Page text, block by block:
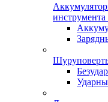
инструмента